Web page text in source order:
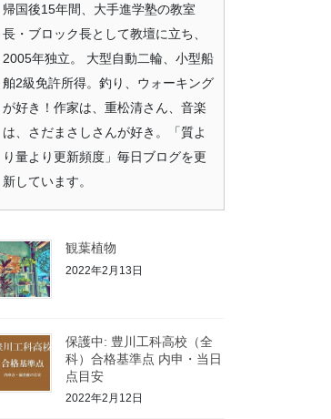
帰国後15年間、大手進学塾の教室
長・ブロック長として教壇に立ち、
2005年独立。 大型自動二輪、小型船
舶2級免許所得。釣り、ウォーキング
が好き！作家は、重松清さん、音楽
は、さだまさしさんが好き。「質よ
り量より更新頻度」毎日ブログを更
新しています。
観葉植物
2022年2月13日
保護中: 豊川工科高校（全
科）合格基準点 内申・当日
点目安
2022年2月12日